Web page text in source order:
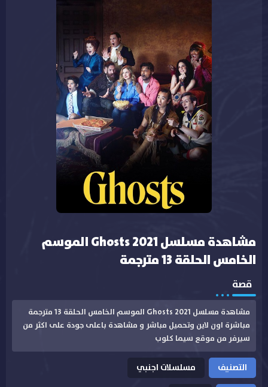
مشاهدة مسلسل Ghosts 2021 الموسم
الخامس الحلقة 13 مترجمة
قصة
مشاهدة مسلسل Ghosts 2021 الموسم الخامس الحلقة 13 مترجمة
مباشرة اون لاين وتحميل مباشر و مشاهدة باعلى جودة على اكثر من
سيرفر من موقع سيما كلوب
التصنيف
مسلسلات اجنبي